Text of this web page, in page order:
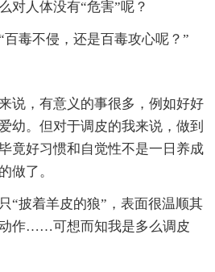
对人体没有“危害”呢？
毒不侵，还是百毒攻心呢？”
说，有意义的事很多，例如好好
幼。但对于调皮的我来说，做到
竟好习惯和自觉性不是一日养成
做了。
“披着羊皮的狼”，表面很温顺其
作……可想而知我是多么调皮